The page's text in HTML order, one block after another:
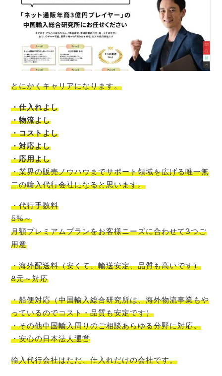
とにかくキャリアになります。
・仕入れよし
・物流よし
・コストよし
・対応よし
・応用よし
・業界の販売ノウハウまでサポート領域を広げる唯一無
二の輸入代行会社になると思います。
・代行手数料
5%～
月額プレミアムプランをお客様ニーズに合わせて3つご
用意
・海外配送料（安くて、輸送安定、品質も高いです）
8元～対応
・船便対応（中国輸入総合研究所は、海外物流事業もや
っているのでコスト・品質も安定です）
・その他中国輸入周りのご相談あらゆる分野に対応。
・安心の日本法人運営
輸入代行会社はただ、仕入れだけの会社です。